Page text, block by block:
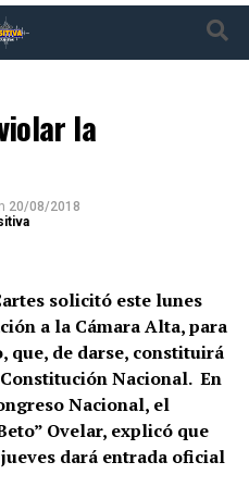
la
20/08/2018
solicitó este lunes
a la Cámara Alta, para
que, de darse, constituirá
Nacional. En
Nacional, el
Ovelar, explicó que
dará entrada oficial